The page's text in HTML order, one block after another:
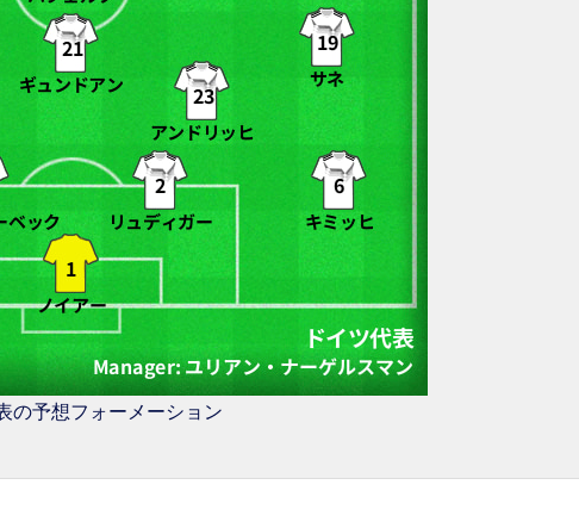
の予想フォーメーション